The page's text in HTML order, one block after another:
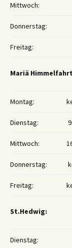
Mittwoch:
Donnerstag:
Freitag:
Mariä
Montag:
Dienstag:
Mittwoch:
Donnerstag:
Freitag:
St.Hedwig:
Dienstag: